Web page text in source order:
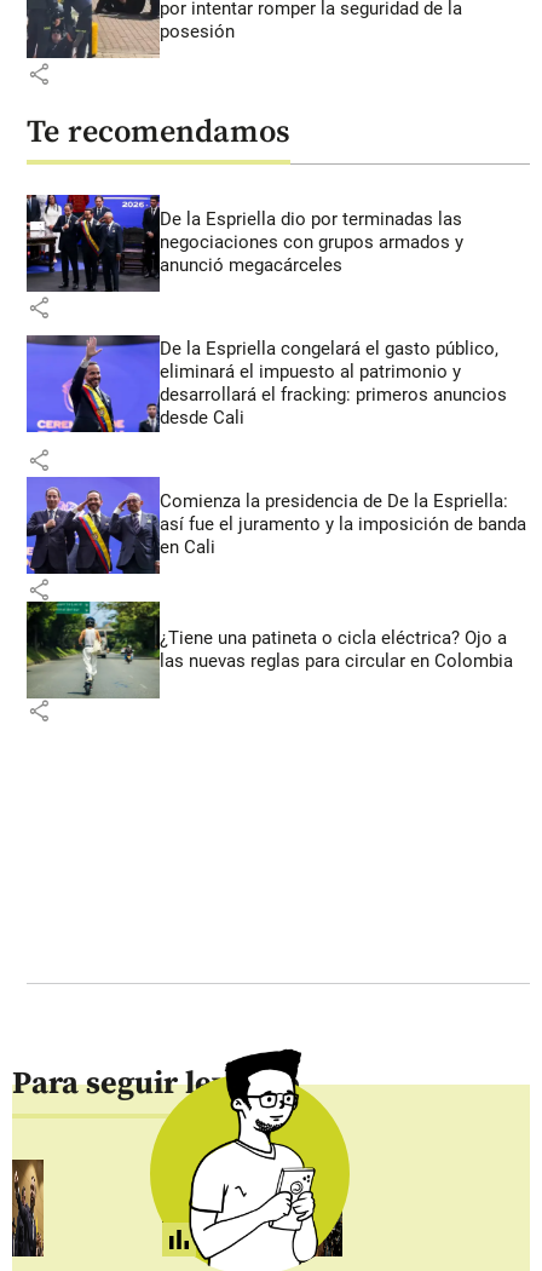
por intentar romper la seguridad de la
posesión
share
Te recomendamos
De la Espriella dio por terminadas las
negociaciones con grupos armados y
anunció megacárceles
share
De la Espriella congelará el gasto público,
eliminará el impuesto al patrimonio y
desarrollará el fracking: primeros anuncios
desde Cali
share
Comienza la presidencia de De la Espriella:
así fue el juramento y la imposición de banda
en Cali
share
¿Tiene una patineta o cicla eléctrica? Ojo a
las nuevas reglas para circular en Colombia
share
Para seguir leyendo